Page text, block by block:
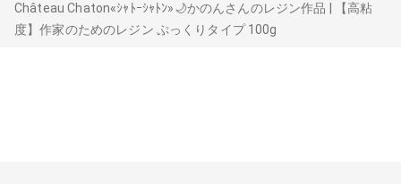
Château Chaton«ｼｬﾄｰｼｬﾄﾝ»🌙かのんさんのレジン作品 | 【高粘
度】作家のためのレジン ぷっくりタイプ 100g